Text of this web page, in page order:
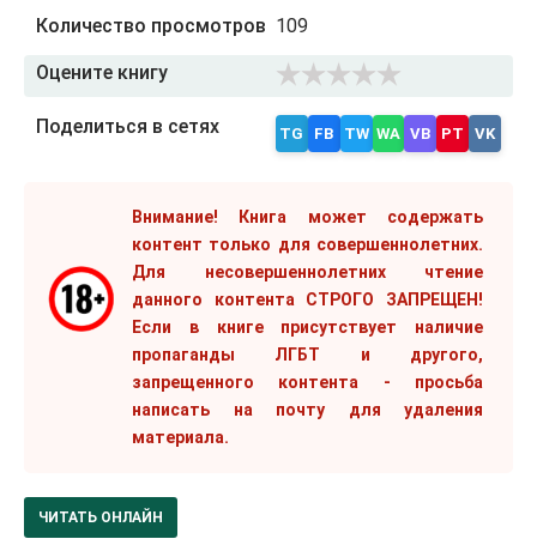
Количество просмотров 109
Оцените книгу
Поделиться в сетях TG FB TW WA VB PT VK
Внимание! Книга может содержать
контент только для совершеннолетних.
Для несовершеннолетних чтение
данного контента СТРОГО ЗАПРЕЩЕН!
Если в книге присутствует наличие
пропаганды ЛГБТ и другого,
запрещенного контента - просьба
написать на почту для удаления
материала.
ЧИТАТЬ ОНЛАЙН